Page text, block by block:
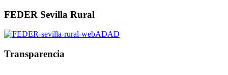
FEDER Sevilla Rural
Transparencia